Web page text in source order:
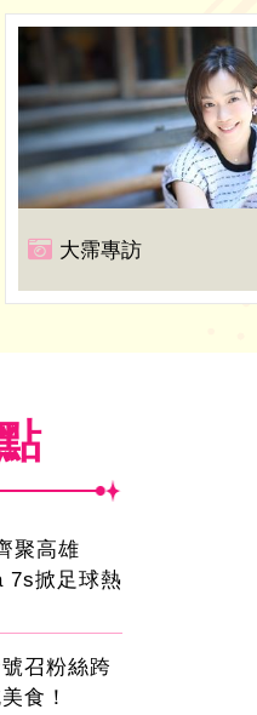
大霈專訪
聚高雄
7s掀足球熱
召粉絲跨
食！